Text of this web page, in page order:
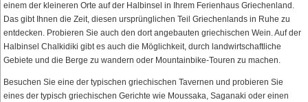
einem der kleineren Orte auf der Halbinsel in Ihrem Ferienhaus Griechenland.
Das gibt Ihnen die Zeit, diesen ursprünglichen Teil Griechenlands in Ruhe zu
entdecken. Probieren Sie auch den dort angebauten griechischen Wein. Auf der
Halbinsel Chalkidiki gibt es auch die Möglichkeit, durch landwirtschaftliche
Gebiete und die Berge zu wandern oder Mountainbike-Touren zu machen.
Besuchen Sie eine der typischen griechischen Tavernen und probieren Sie
eines der typisch griechischen Gerichte wie Moussaka, Saganaki oder einen